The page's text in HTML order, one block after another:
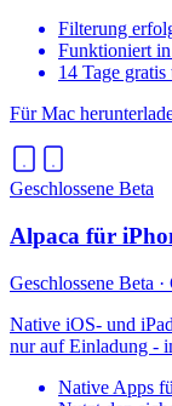
Filterung
Funktioniert
14 Tage
Für Mac
Geschlossene Beta
Alpaca für
Geschlossene Beta
Native iOS- und
nur auf Einladung -
Native Apps